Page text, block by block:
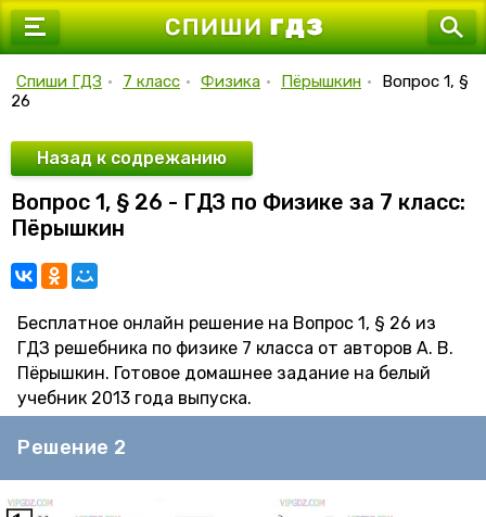
7 класс
9 класс
10 класс
11 класс
Спиши ГДЗ • 7 класс • Физика • Пёрышкин •
Вопрос 1, §
26
Назад к содрежанию
Вопрос 1, § 26 - ГДЗ по Физике за 7 класс:
Пёрышкин
Бесплатное онлайн решение на Вопрос 1, § 26 из
ГДЗ решебника по физике 7 класса от авторов А. В.
Пёрышкин. Готовое домашнее задание на белый
учебник 2013 года выпуска.
Решение 2